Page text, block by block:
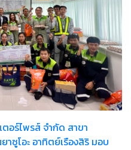
อร์ไพรส์ จำกัด สาขา
อะ อาทิตย์เรืองสิริ มอบ